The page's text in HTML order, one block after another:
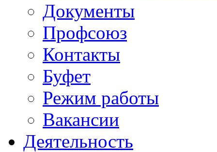
Документы
Профсоюз
Контакты
Буфет
Режим работы
Вакансии
Деятельность